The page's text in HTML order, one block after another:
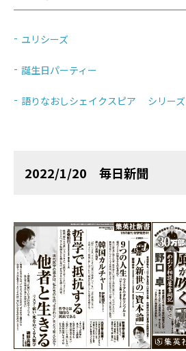
ユリシーズ
誕生日パーティー
語りなおしシェイクスピア シリーズ
2022/1/20 毎日新聞